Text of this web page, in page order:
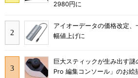
2980円に
アイオーデータの価格改定
幅値上げに
巨大スティックが生み出す
Pro 編集コンソール」のお絵